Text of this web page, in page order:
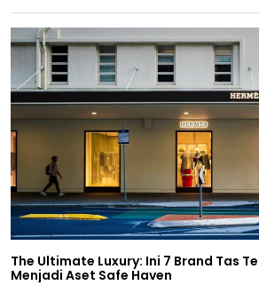
The Ultimate Luxury: Ini 7 Brand Tas
Menjadi Aset Safe Haven